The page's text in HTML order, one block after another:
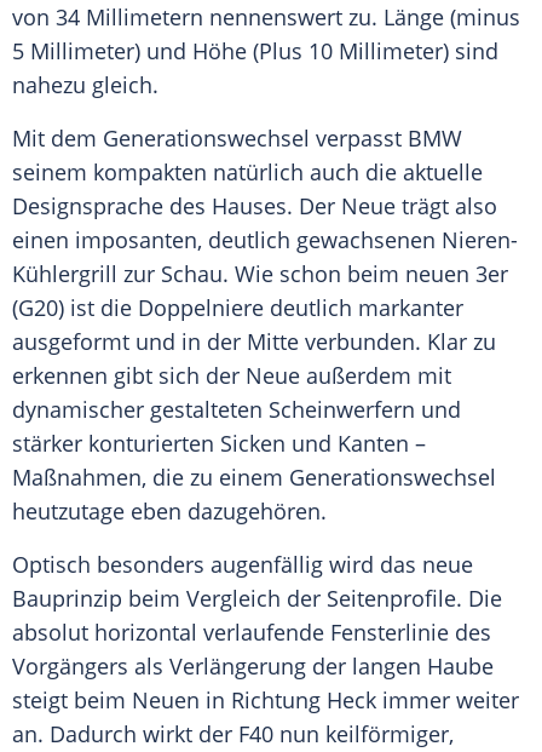
von 34 Millimetern nennenswert zu. Länge (minus
5 Millimeter) und Höhe (Plus 10 Millimeter) sind
nahezu gleich.
Mit dem Generationswechsel verpasst BMW
seinem kompakten natürlich auch die aktuelle
Designsprache des Hauses. Der Neue trägt also
einen imposanten, deutlich gewachsenen Nieren-
Kühlergrill zur Schau. Wie schon beim neuen 3er
(G20) ist die Doppelniere deutlich markanter
ausgeformt und in der Mitte verbunden. Klar zu
erkennen gibt sich der Neue außerdem mit
dynamischer gestalteten Scheinwerfern und
stärker konturierten Sicken und Kanten –
Maßnahmen, die zu einem Generationswechsel
heutzutage eben dazugehören.
Optisch besonders augenfällig wird das neue
Bauprinzip beim Vergleich der Seitenprofile. Die
absolut horizontal verlaufende Fensterlinie des
Vorgängers als Verlängerung der langen Haube
steigt beim Neuen in Richtung Heck immer weiter
an. Dadurch wirkt der F40 nun keilförmiger,